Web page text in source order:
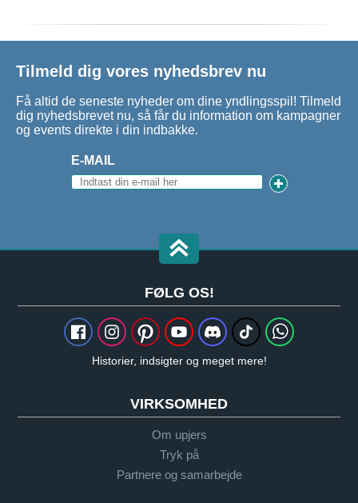
Tilmeld dig vores nyhedsbrev nu
Få altid de seneste nyheder om dine yndlingsspil! Tilmeld
dig nyhedsbrevet nu, så får du information om kampagner
og events direkte i din indbakke.
E-MAIL
FØLG OS!
Historier, indsigter og meget mere!
VIRKSOMHED
Om upjers
Tryk på
Partnere og samarbejde